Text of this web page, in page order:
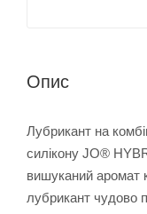
Опис
Лубрикант на
силікону JO®
вишуканий аромат
лубрикант чудово